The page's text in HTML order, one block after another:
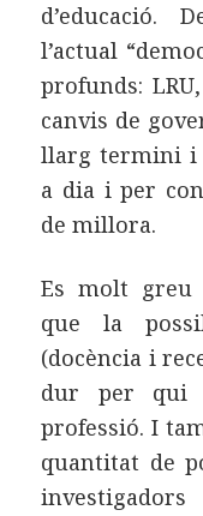
d’educació.
l’actual
profunds:
canvis de
llarg termini i
a dia i per
de millora.
Es molt greu
que la
(docència i
dur per qui
professió. I
quantitat de